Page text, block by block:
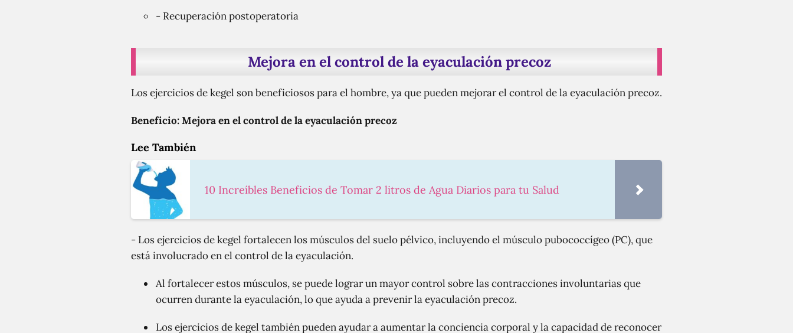
- Recuperación postoperatoria
Mejora en el control de la eyaculación precoz
Los ejercicios de kegel son beneficiosos para el hombre, ya que pueden mejorar el control de la eyaculación precoz.
Beneficio: Mejora en el control de la eyaculación precoz
Lee También
10 Increíbles Beneficios de Tomar 2 litros de Agua Diarios para tu Salud
- Los ejercicios de kegel fortalecen los músculos del suelo pélvico, incluyendo el músculo pubococcígeo (PC), que
está involucrado en el control de la eyaculación.
Al fortalecer estos músculos, se puede lograr un mayor control sobre las contracciones involuntarias que
ocurren durante la eyaculación, lo que ayuda a prevenir la eyaculación precoz.
Los ejercicios de kegel también pueden ayudar a aumentar la conciencia corporal y la capacidad de reconocer